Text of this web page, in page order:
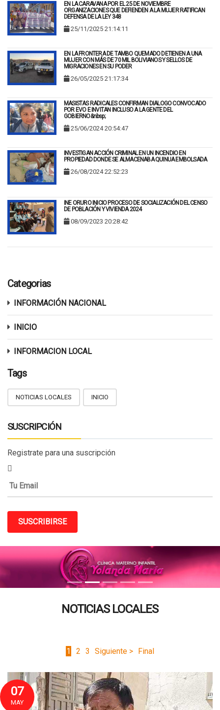
EN LA CARAVANA POR EL 25 DE NOVIEMBRE
ORGANIZACIONES QUE DEFIENDEN A LA MUJER RATIFICAN
DEFENSA DE LA LEY 348
25/11/2025 21:14:11
EN LA FRONTERA DE TAMBO QUEMADO DETIENEN A UNA
MUJER CON MÁS DE 70 MIL BOLIVIANOS Y SELLOS DE
MIGRACIONES EN SU PODER
26/05/2025 21:17:34
MASISTAS RADICALES CONFIRMAN DIALOGO CONVOCADO
POR EVO E INVITAN INCLUSO A LA GENTE DEL
GOBIERNO&nbsp;
25/06/2024 20:54:47
INVESTIGAN ACCIÓN CRIMINAL EN UN INCENDIO EN
PROPIEDAD DONDE SE ALMACENABA QUINUA EMBOLSADA
26/08/2024 22:52:23
INE ORURO INICIO PROCESO DE SOCIALIZACIÓN DEL CENSO
DE POBLACIÓN Y VIVIENDA 2024
08/09/2023 20:28:42
Categorias
INFORMACIÓN NACIONAL
INICIO
INFORMACION LOCAL
Tags
NOTICIAS LOCALES INICIO
SUSCRIPCIÓN
Registrate para una suscripción
SUSCRIBIRSE
NOTICIAS LOCALES
1 2 3 Siguiente > Final
07
MAY